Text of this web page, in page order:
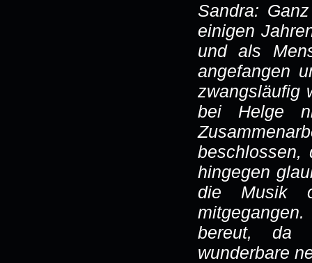
Sandra:
einigen
und als
angefangen
zwangsläufig
bei Helge
beschlossen,
hingegen
die Musik
bereut, da
wunderbare